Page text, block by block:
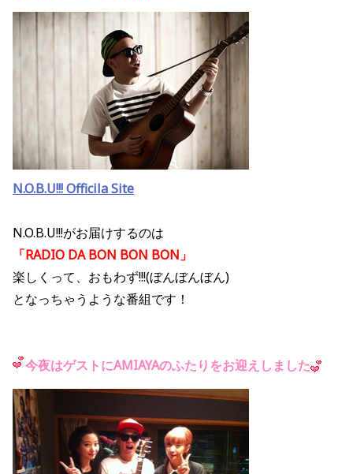
N.O.B.U!!! Officila Site
N.O.B.U!!!がお届けするのは
「RADIO DA BON BON BON」
楽しくって、おもわず!!!(ぼんぼんぼん)
となっちゃうような番組です！
今夜はゲストにAMIAYAのふたりをお迎えしました